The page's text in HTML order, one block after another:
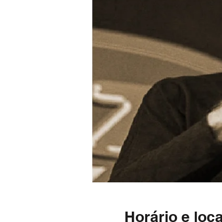
Horário e